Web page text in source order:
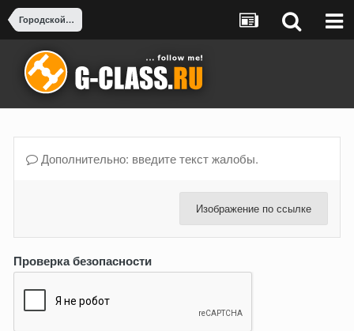
Городской тюнинг и Рестайлинг
Дополнительно: введите текст жалобы.
Изображение по ссылке
Проверка безопасности